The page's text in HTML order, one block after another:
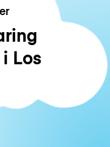
Los